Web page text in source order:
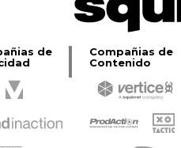
de
Compañias de
Contenido